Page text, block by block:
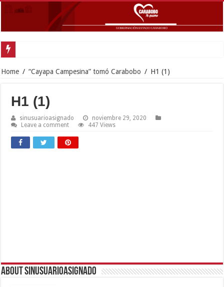
Home / “Cayapa Campesina” tomó Carabobo / H1 (1)
H1 (1)
sinusuarioasignado
noviembre 29, 2020
Leave a comment
447 Views
About sinusuarioasignado